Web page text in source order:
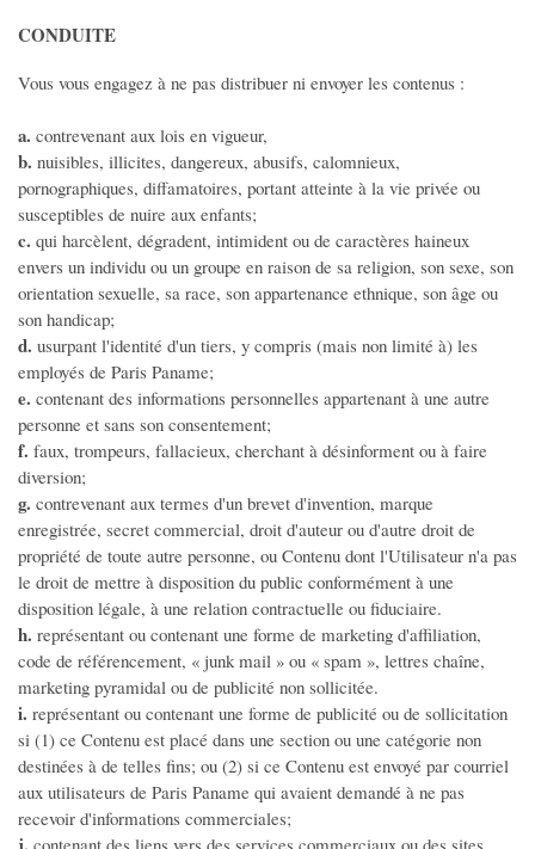
Informatique
Consoles et Jeux
Photographie - Vidéo
Autres multimedias
SERVICES
Prestation de Services
Artisants - Dépannage
Travaux divers
Auxiliaire de vie - Aides
Cours particuliers
Covoiturage
Déménagements
Evénementiel
Garde Enfants
Ménage - Repassage
Santé - Yoga - Forme
Autres services
CONDUITE
Vous vous engagez à ne pas distribuer ni envoyer les contenus :
a. contrevenant aux lois en vigueur,
b. nuisibles, illicites, dangereux, abusifs, calomnieux,
pornographiques, diffamatoires, portant atteinte à la vie privée ou
susceptibles de nuire aux enfants;
c. qui harcèlent, dégradent, intimident ou de caractères haineux
envers un individu ou un groupe en raison de sa religion, son sexe, son
orientation sexuelle, sa race, son appartenance ethnique, son âge ou
son handicap;
d. usurpant l'identité d'un tiers, y compris (mais non limité à) les
employés de Paris Paname;
e. contenant des informations personnelles appartenant à une autre
personne et sans son consentement;
f. faux, trompeurs, fallacieux, cherchant à désinforment ou à faire
diversion;
g. contrevenant aux termes d'un brevet d'invention, marque
enregistrée, secret commercial, droit d'auteur ou d'autre droit de
propriété de toute autre personne, ou Contenu dont l'Utilisateur n'a pas
le droit de mettre à disposition du public conformément à une
disposition légale, à une relation contractuelle ou fiduciaire.
h. représentant ou contenant une forme de marketing d'affiliation,
code de référencement, « junk mail » ou « spam », lettres chaîne,
marketing pyramidal ou de publicité non sollicitée.
i. représentant ou contenant une forme de publicité ou de sollicitation
si (1) ce Contenu est placé dans une section ou une catégorie non
destinées à de telles fins; ou (2) si ce Contenu est envoyé par courriel
aux utilisateurs de Paris Paname qui avaient demandé à ne pas
recevoir d'informations commerciales;
contenant des liens vers des services commerciaux ou des sites